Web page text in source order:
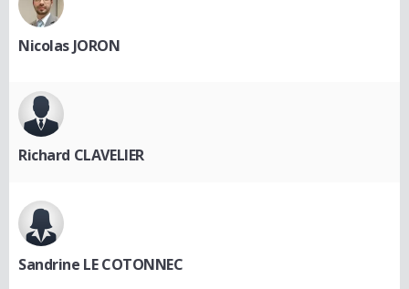
Nicolas JORON
Richard CLAVELIER
Sandrine LE COTONNEC